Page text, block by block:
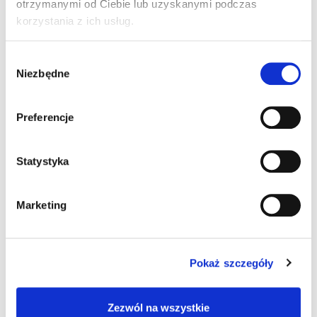
otrzymanymi od Ciebie lub uzyskanymi podczas
korzystania z ich usług.
zgody
Niezbędne
Preferencje
Statystyka
Marketing
Pokaż szczegóły
Zezwól na wszystkie
Radek-Instruktor
Kwietniowa Szkoła Jazdy przyszła pocztą jeszcze
PS. Coraz więcej stron i ciekawsze artykuły i w
OSK powinny w tym temacie działać i trzymać
się razem bo z torbami pójdziemy wszyscy!!!!
Minimalna cena to jak bumerang. Co jakiś czas